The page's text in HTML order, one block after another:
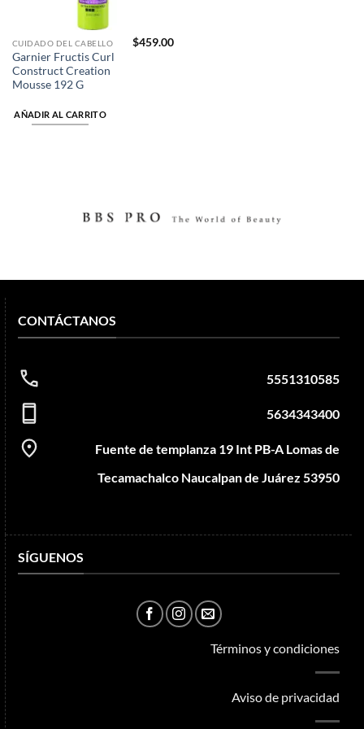
CUIDADO DEL CABELLO
Garnier Fructis Curl
Construct Creation
Mousse 192 G
$459.00
AÑADIR AL CARRITO
CONTÁCTANOS
5551310585
5634343400
Fuente de templanza 19 Int PB-A Lomas de
Tecamachalco Naucalpan de Juárez 53950
SÍGUENOS
Términos y condiciones
Aviso de privacidad